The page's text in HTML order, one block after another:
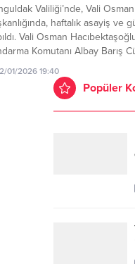
Valiliği’nde, Vali
haftalık asayiş ve
Vali Osman
Komutanı Albay Barış
Sinan Ergen’in
Toplantısı”
kapsamında yürütülen
01/2026 19:40
Popüler